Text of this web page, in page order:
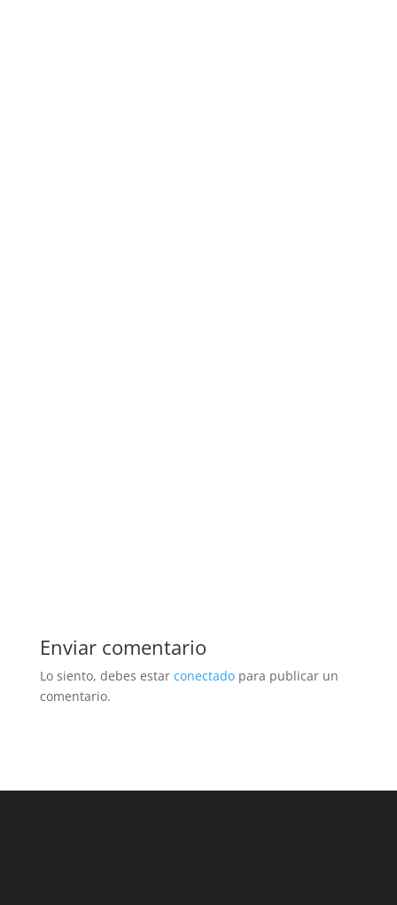
Enviar comentario
Lo siento, debes estar conectadopara publicar un
comentario.